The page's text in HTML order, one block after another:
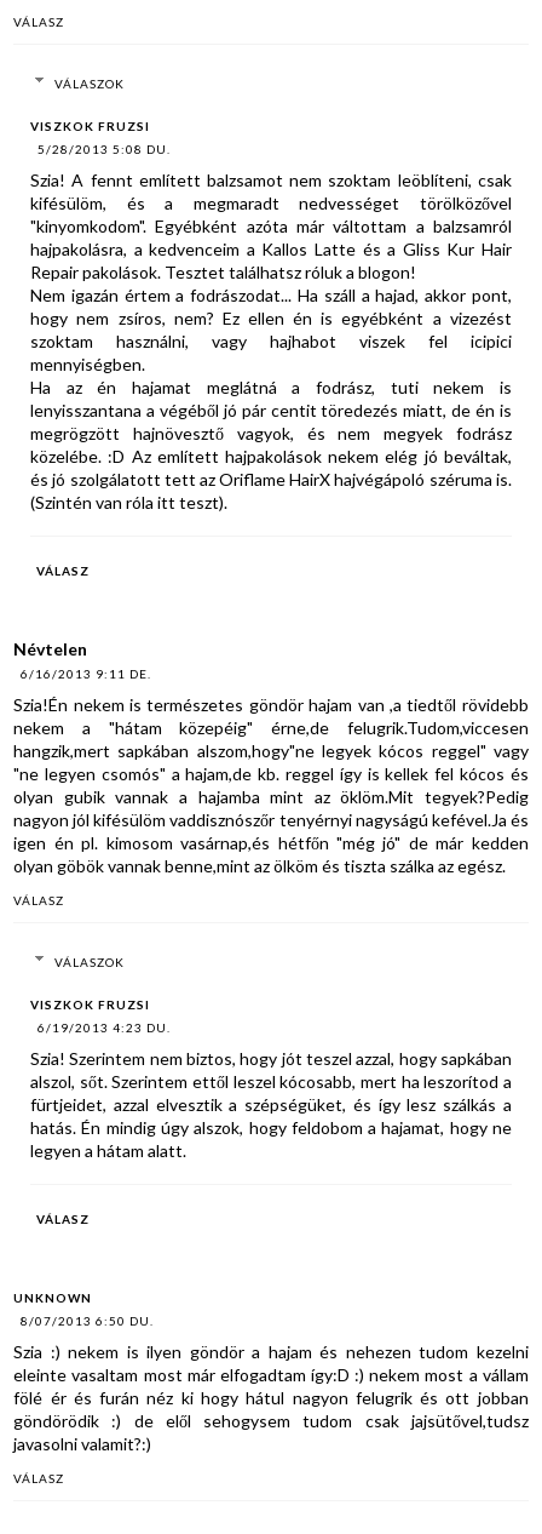
VÁLASZ
VÁLASZOK
VISZKOK FRUZSI
5/28/2013 5:08 DU.
Szia! A fennt említett balzsamot nem szoktam leöblíteni, csak
kifésülöm, és a megmaradt nedvességet törölközővel
"kinyomkodom". Egyébként azóta már váltottam a balzsamról
hajpakolásra, a kedvenceim a Kallos Latte és a Gliss Kur Hair
Repair pakolások. Tesztet találhatsz róluk a blogon!
Nem igazán értem a fodrászodat... Ha száll a hajad, akkor pont,
hogy nem zsíros, nem? Ez ellen én is egyébként a vizezést
szoktam használni, vagy hajhabot viszek fel icipici
mennyiségben.
Ha az én hajamat meglátná a fodrász, tuti nekem is
lenyisszantana a végéből jó pár centit töredezés miatt, de én is
megrögzött hajnövesztő vagyok, és nem megyek fodrász
közelébe. :D Az említett hajpakolások nekem elég jó beváltak,
és jó szolgálatott tett az Oriflame HairX hajvégápoló széruma is.
(Szintén van róla itt teszt).
VÁLASZ
Névtelen
6/16/2013 9:11 DE.
Szia!Én nekem is természetes göndör hajam van ,a tiedtől rövidebb
nekem a "hátam közepéig" érne,de felugrik.Tudom,viccesen
hangzik,mert sapkában alszom,hogy"ne legyek kócos reggel" vagy
"ne legyen csomós" a hajam,de kb. reggel így is kellek fel kócos és
olyan gubik vannak a hajamba mint az öklöm.Mit tegyek?Pedig
nagyon jól kifésülöm vaddisznószőr tenyérnyi nagyságú kefével.Ja és
igen én pl. kimosom vasárnap,és hétfőn "még jó" de már kedden
olyan göbök vannak benne,mint az ölköm és tiszta szálka az egész.
VÁLASZ
VÁLASZOK
VISZKOK FRUZSI
6/19/2013 4:23 DU.
Szia! Szerintem nem biztos, hogy jót teszel azzal, hogy sapkában
alszol, sőt. Szerintem ettől leszel kócosabb, mert ha leszorítod a
fürtjeidet, azzal elvesztik a szépségüket, és így lesz szálkás a
hatás. Én mindig úgy alszok, hogy feldobom a hajamat, hogy ne
legyen a hátam alatt.
VÁLASZ
UNKNOWN
8/07/2013 6:50 DU.
Szia :) nekem is ilyen göndör a hajam és nehezen tudom kezelni
eleinte vasaltam most már elfogadtam így:D :) nekem most a vállam
fölé ér és furán néz ki hogy hátul nagyon felugrik és ott jobban
göndörödik :) de elől sehogysem tudom csak jajsütővel,tudsz
javasolni valamit?:)
VÁLASZ